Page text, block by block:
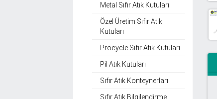
Metal Sıfır Atık Kutuları
Özel Üretim Sıfır Atık
Kutuları
Procycle Sıfır Atık Kutuları
Pil Atık Kutuları
Sıfır Atık Konteynerları
Sıfır Atık Bilgilendirme